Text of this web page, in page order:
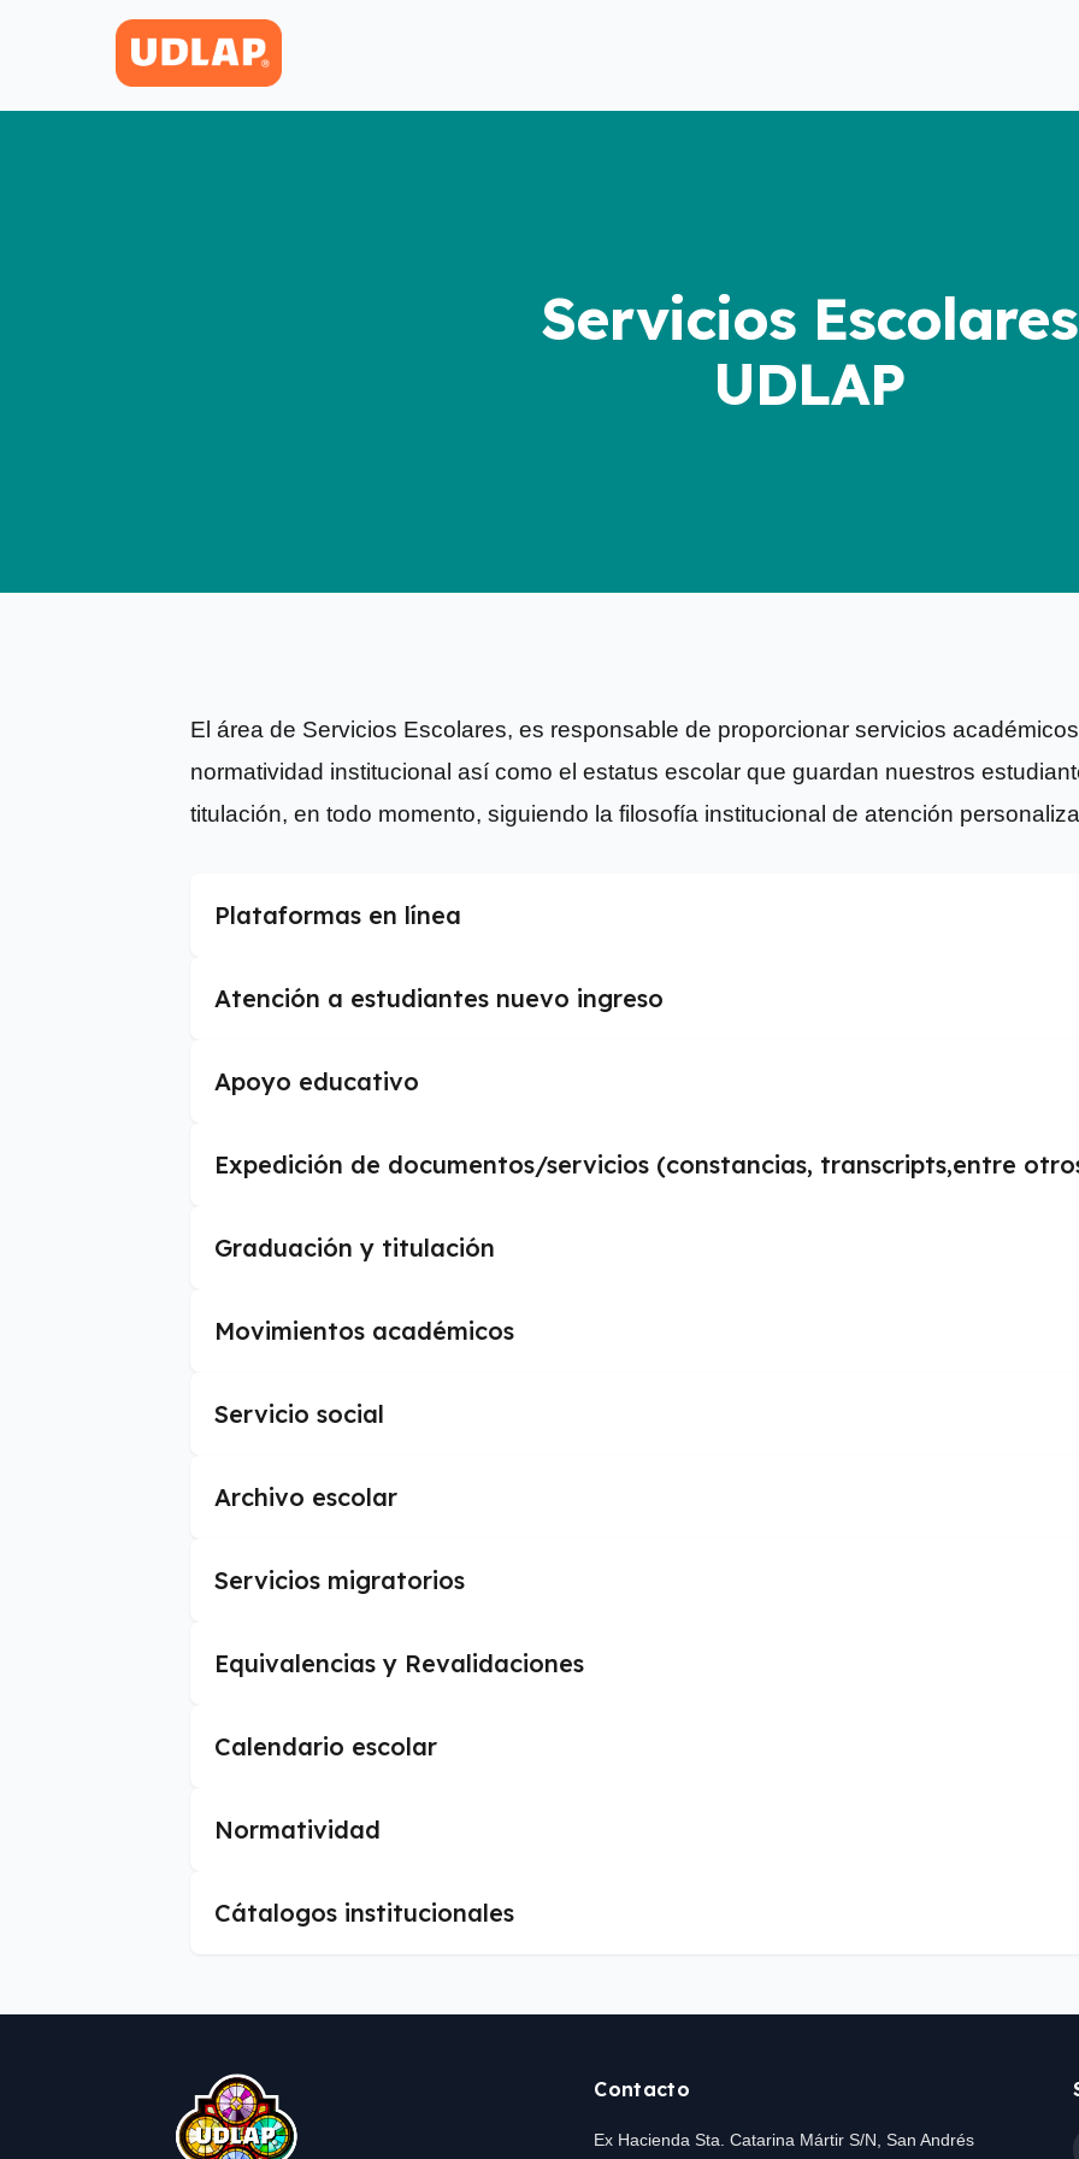
Servicios Escolares
UDLAP
El área de Servicios Escolares, es responsable de proporcionar servicios
normatividad institucional así como el estatus escolar que guardan nuestros
titulación, en todo momento, siguiendo la filosofía institucional de atención
Plataformas en línea
Atención a estudiantes nuevo ingreso
Apoyo educativo
Expedición de documentos/servicios (constancias, transcripts,entre
Graduación y titulación
Movimientos académicos
Servicio social
Archivo escolar
Servicios migratorios
Equivalencias y Revalidaciones
Calendario escolar
Normatividad
Cátalogos institucionales
Contacto
Ex Hacienda Sta. Catarina Mártir S/N, San Andrés